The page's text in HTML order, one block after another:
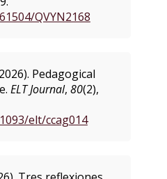
QVYN2168
Pedagogical
ELT Journal, 80(2),
elt/ccag014